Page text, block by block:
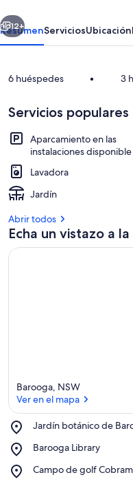
center
of
Siguiente
12+
ResumenServiciosUbicación
6 huéspedes • 3
Servicios populares
Aparcamiento en las
instalaciones disponible
Lavadora
Jardín
Abrir todos
Echa un vistazo a
Barooga, NSW
Ver en el mapa
Jardín botánico de
Place,
botánico
Barooga
Barooga Library
Place,
Library
Campo de golf
Place,